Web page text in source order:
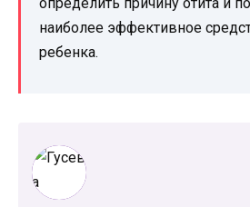
наиболее эффективное
ребенка.